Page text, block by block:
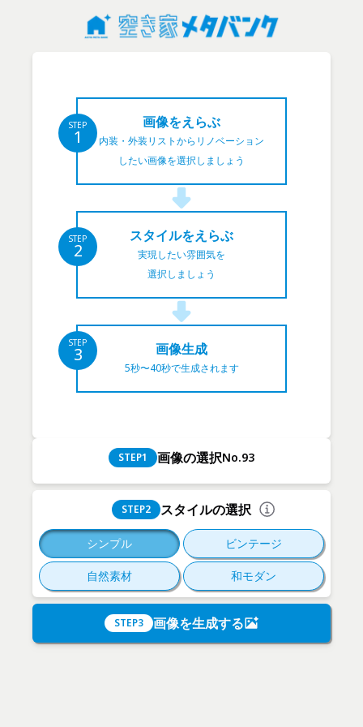
画像をえらぶ
内装・外装リストからリノベーション
したい画像を選択しましょう
STEP
1
スタイルをえらぶ
実現したい雰囲気を
選択しましょう
STEP
2
画像生成
5秒〜40秒で生成されます
STEP
3
STEP1 画像の選択No.93
STEP2 スタイルの選択
シンプル ビンテージ
自然素材 和モダン
STEP3 画像を生成する